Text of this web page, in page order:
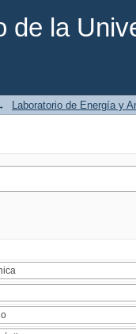
de la
Laboratorio de Energía y